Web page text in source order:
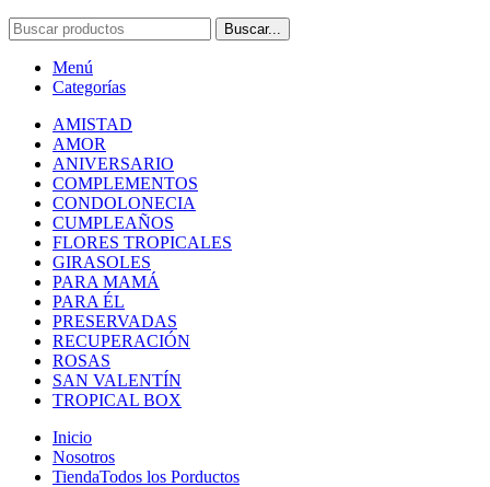
Buscar...
Menú
Categorías
AMISTAD
AMOR
ANIVERSARIO
COMPLEMENTOS
CONDOLONECIA
CUMPLEAÑOS
FLORES TROPICALES
GIRASOLES
PARA MAMÁ
PARA ÉL
PRESERVADAS
RECUPERACIÓN
ROSAS
SAN VALENTÍN
TROPICAL BOX
Inicio
Nosotros
TiendaTodos los Porductos